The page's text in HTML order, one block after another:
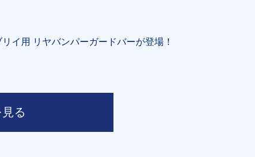
イ用 リヤバンパーガードバーが登場！
る